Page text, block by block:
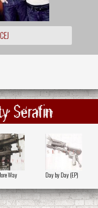
Serafin
Way Day by Day (EP)